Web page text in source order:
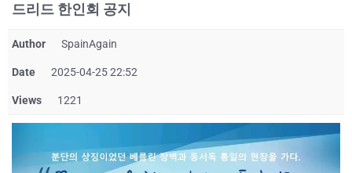
드리드 한인회 공지
Author SpainAgain
Date 2025-04-25 22:52
Views 1221